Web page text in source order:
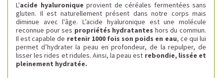
L'acide hyaluronique provient de céréales fermentées sans
gluten. Ilest naturellement présent dans notre corps mais
diminue avec l'âge.L’acide hyaluronique est une molécule
reconnue pour ses propriétés hydratantes hors du commun.
Il estcapable de retenir 1000 fois son poids en eau, ce qui lui
permet d’hydrater la peau en profondeur, de la repulper, de
lisser les rides et ridules. Ainsi, la peau est rebondie, lissée et
pleinement hydratée.